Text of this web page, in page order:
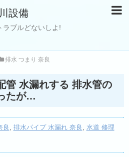
設備
ラブルどないしよ!
排水 つまり 奈良
管 水漏れする 排水管の
たが…
良 , 排水パイプ 水漏れ 奈良 , 水道 修理